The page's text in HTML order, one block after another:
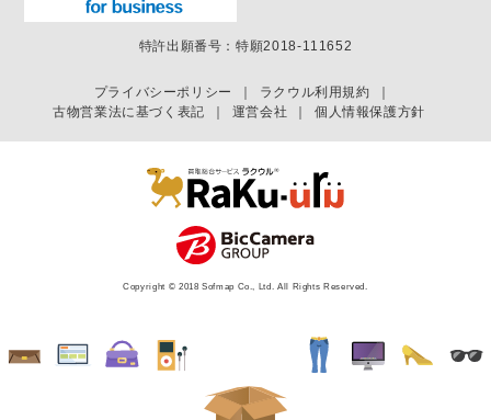
プライバシーポリシー ｜ ラクウル利用規約
｜
古物営業法に基づく表記
｜ 運営会社 ｜ 個人情報保護方針
特許出願番号：特願2018-111652
Copyright © 2018 Sofmap Co., Ltd. All Rights Reserved.